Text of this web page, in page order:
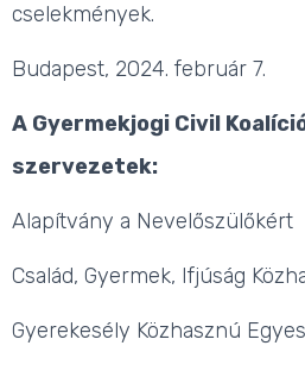
cselekmények.
Budapest, 2024. február 7.
A Gyermekjogi Civil
szervezetek:
Alapítvány a Nevelőszülőkért
Család, Gyermek, Ifjúság
Gyerekesély Közhasznú